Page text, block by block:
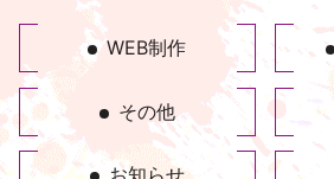
WEB制作
その他